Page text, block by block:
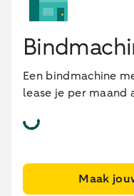
Een bindmachine
lease je per maand
Maak